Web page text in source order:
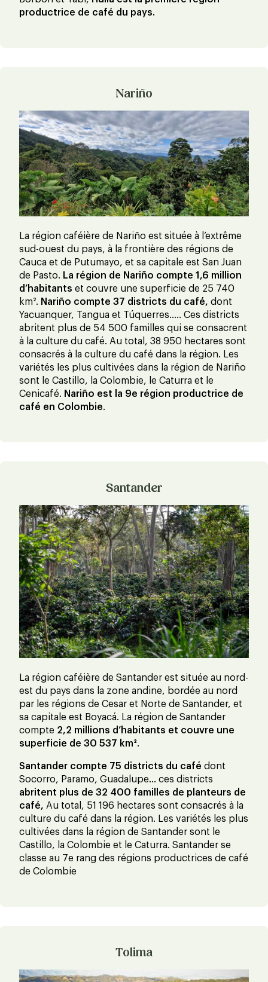
productrice de café du pays.
Nariño
La région caféière de Nariño est située à l’extrême
sud-ouest du pays, à la frontière des régions de
Cauca et de Putumayo, et sa capitale est San Juan
de Pasto. La région de Nariño compte 1,6 million
d’habitants et couvre une superficie de 25 740
km². Nariño compte 37 districts du café, dont
Yacuanquer, Tangua et Túquerres….. Ces districts
abritent plus de 54 500 familles qui se consacrent
à la culture du café. Au total, 38 950 hectares sont
consacrés à la culture du café dans la région. Les
variétés les plus cultivées dans la région de Nariño
sont le Castillo, la Colombie, le Caturra et le
Cenicafé. Nariño est la 9e région productrice de
café en Colombie.
Santander
La région caféière de Santander est située au nord-
est du pays dans la zone andine, bordée au nord
par les régions de Cesar et Norte de Santander, et
sa capitale est Boyacá. La région de Santander
compte 2,2 millions d’habitants et couvre une
superficie de 30 537 km².
Santander compte 75 districts du café dont
Socorro, Paramo, Guadalupe… ces districts
abritent plus de 32 400 familles de planteurs de
café, Au total, 51 196 hectares sont consacrés à la
culture du café dans la région. Les variétés les plus
cultivées dans la région de Santander sont le
Castillo, la Colombie et le Caturra. Santander se
classe au 7e rang des régions productrices de café
de Colombie
Tolima